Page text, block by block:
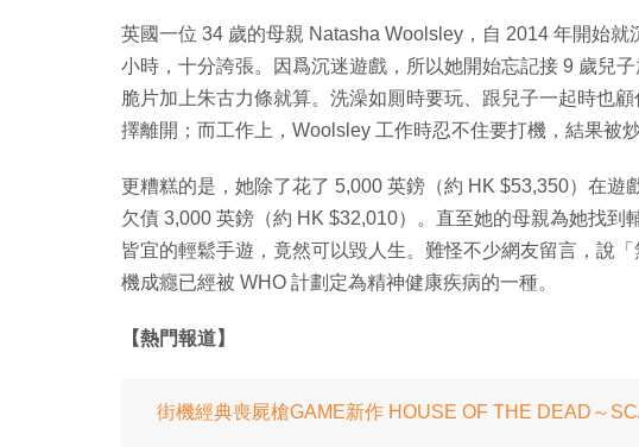
英國一位 34 歲的母親 Natasha Woolsley，自 2014 年開始
小時，十分誇張。因爲沉迷遊戲，所以她開始忘記接 9 歲兒
脆片加上朱古力條就算。洗澡如厠時要玩、跟兒子一起時也
擇離開；而工作上，Woolsley 工作時忍不住要打機，結果被炒
更糟糕的是，她除了花了 5,000 英鎊（約 HK $53,350）在遊
欠債 3,000 英鎊（約 HK $32,010）。直至她的母親為她找
皆宜的輕鬆手遊，竟然可以毀人生。難怪不少網友留言，說
機成癮已經被 WHO 計劃定為精神健康疾病的一種。
【熱門報道】
街機經典喪屍槍GAME新作 HOUSE OF THE DEAD～